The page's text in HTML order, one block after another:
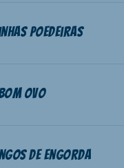
poedeiras
ovo
de engorda